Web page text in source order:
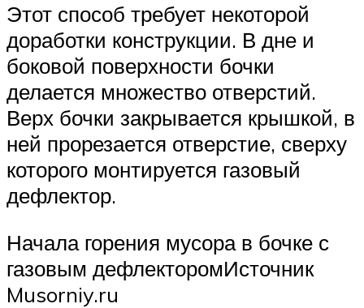
Этот способ требует некоторой
доработки конструкции. В дне и
боковой поверхности бочки
делается множество отверстий.
Верх бочки закрывается крышкой, в
ней прорезается отверстие, сверху
которого монтируется газовый
дефлектор.
Начала горения мусора в бочке с
газовым дефлекторомИсточник
Musorniy.ru